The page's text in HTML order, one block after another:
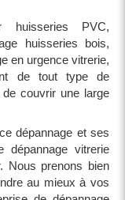
huisseries PVC,
huisseries bois,
en urgence vitrerie,
de tout type de
couvrir une large
dépannage et ses
dépannage vitrerie
Nous prenons bien
au mieux à vos